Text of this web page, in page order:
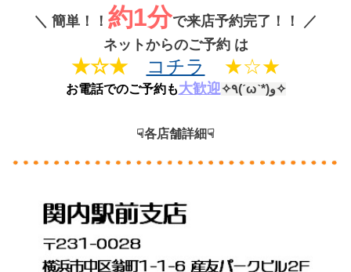
＼ 簡単！！ 約1分で来店予約完了！！
／
ネットからのご予約 は
★☆★ コチラ ★☆★
お電話でのご予約も大歓迎 ✧٩(ˊωˋ*)و✧
☟各店舗詳細☟